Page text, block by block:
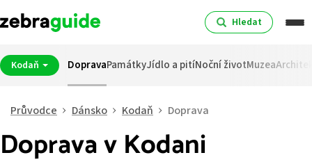
Hledat
Kodaň DopravaPamátkyJídlo a pitíNoční životMuzea
Průvodce Dánsko Kodaň Doprava
Doprava v Kodani